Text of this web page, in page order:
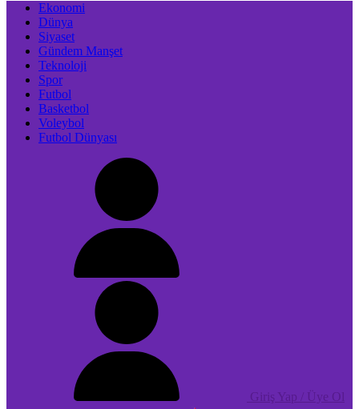
Ekonomi
Dünya
Siyaset
Gündem Manşet
Teknoloji
Spor
Futbol
Basketbol
Voleybol
Futbol Dünyası
Giriş Yap / Üye Ol